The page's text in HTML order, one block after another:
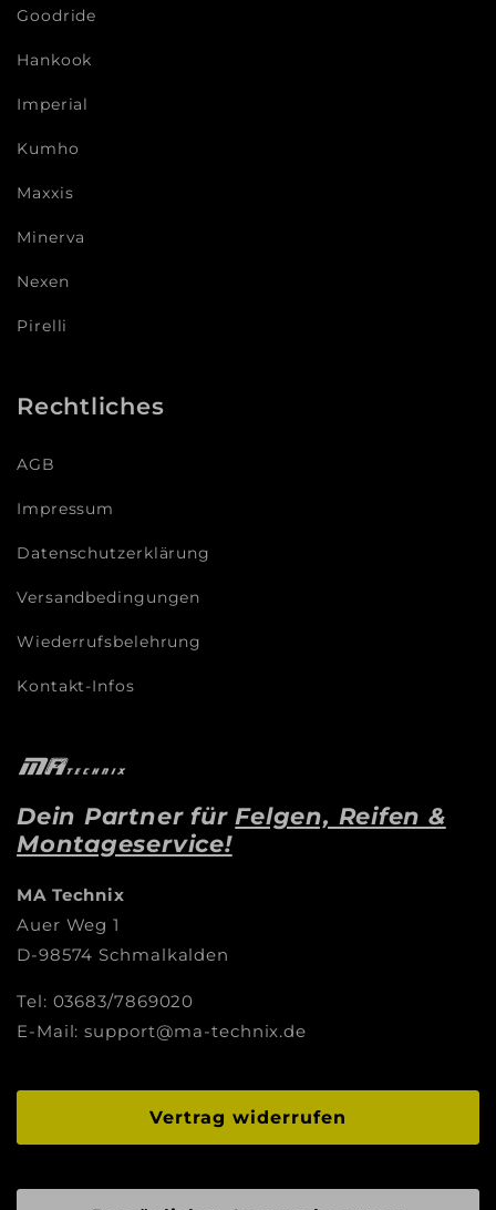
Goodride
Hankook
Imperial
Kumho
Maxxis
Minerva
Nexen
Pirelli
Rechtliches
AGB
Impressum
Datenschutzerklärung
Versandbedingungen
Wiederrufsbelehrung
Kontakt-Infos
Dein Partner fürFelgen, Reifen &
Montageservice!
MA Technix
Auer Weg 1
D-98574 Schmalkalden
Tel: 03683/7869020
E-Mail: support@ma-technix.de
Vertrag widerrufen